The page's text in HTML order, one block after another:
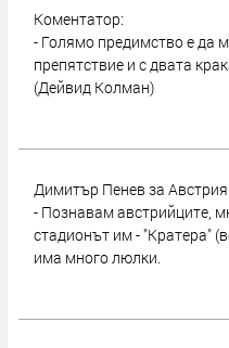
Коментатор:
- Голямо предимство е да
препятствие и с двата
(Дейвид Колман)
Димитър Пенев за Австрия:
- Познавам австрийците,
стадионът им - "Кратера"
има много люлки.